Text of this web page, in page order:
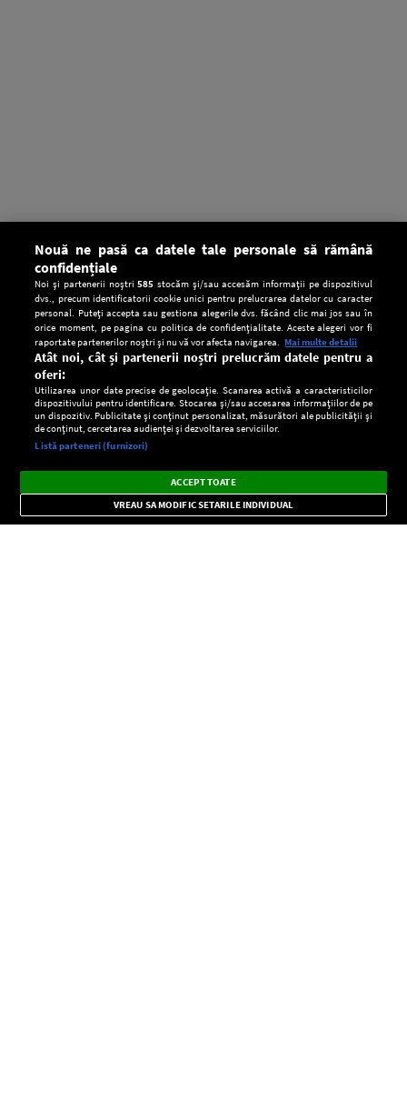
CONFIDENŢIALITATE
Setări:
Dark
Mode
Radio live, podcasturi, știri și alerte
importante.
×
Nouă ne pasă ca datele tale personale să rămână
confidențiale
Noi și partenerii noștri585 stocăm și/sau accesăm informații pe dispozitivul
dvs., precum identificatorii cookie unici pentru prelucrarea datelor cu caracter
personal. Puteți accepta sau gestiona alegerile dvs. făcând clic mai jos sau în
orice moment, pe pagina cu politica de confidențialitate. Aceste alegeri vor fi
raportate partenerilor noștri și nu vă vor afecta navigarea. Mai multe detalii
Atât noi, cât și partenerii noștri prelucrăm datele pentru a
oferi:
Utilizarea unor date precise de geolocație. Scanarea activă a caracteristicilor
dispozitivului pentru identificare. Stocarea și/sau accesarea informațiilor de pe
un dispozitiv. Publicitate și conținut personalizat, măsurători ale publicității și
de conținut, cercetarea audienței și dezvoltarea serviciilor.
Listă parteneri (furnizori)
ACCEPT TOATE
VREAU SA MODIFIC SETARILE INDIVIDUAL